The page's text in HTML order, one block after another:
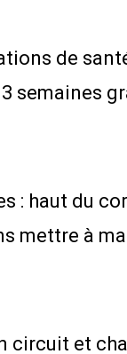
de
semaines
: haut du
mettre à
circuit et